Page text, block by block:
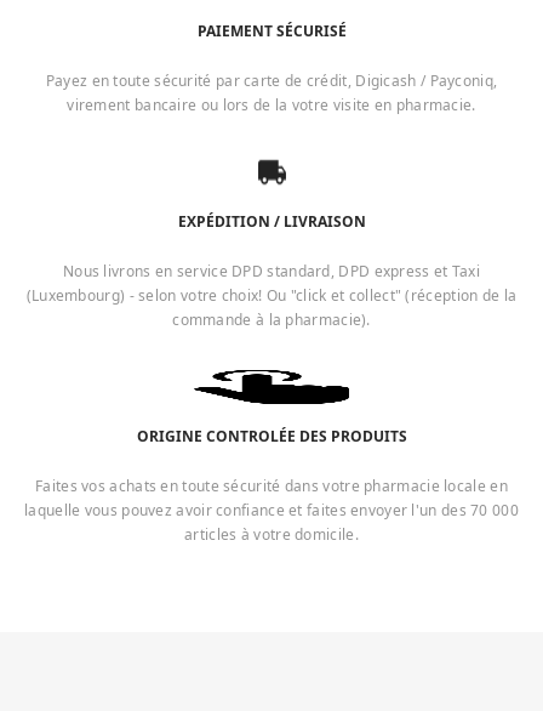
PAIEMENT SÉCURISÉ
Payez en toute sécurité par carte de crédit, Digicash / Payconiq,
virement bancaire ou lors de la votre visite en pharmacie.
EXPÉDITION / LIVRAISON
Nous livrons en service DPD standard, DPD express et Taxi
(Luxembourg) - selon votre choix! Ou "click et collect" (réception de la
commande à la pharmacie).
ORIGINE CONTROLÉE DES PRODUITS
Faites vos achats en toute sécurité dans votre pharmacie locale en
laquelle vous pouvez avoir confiance et faites envoyer l'un des 70 000
articles à votre domicile.